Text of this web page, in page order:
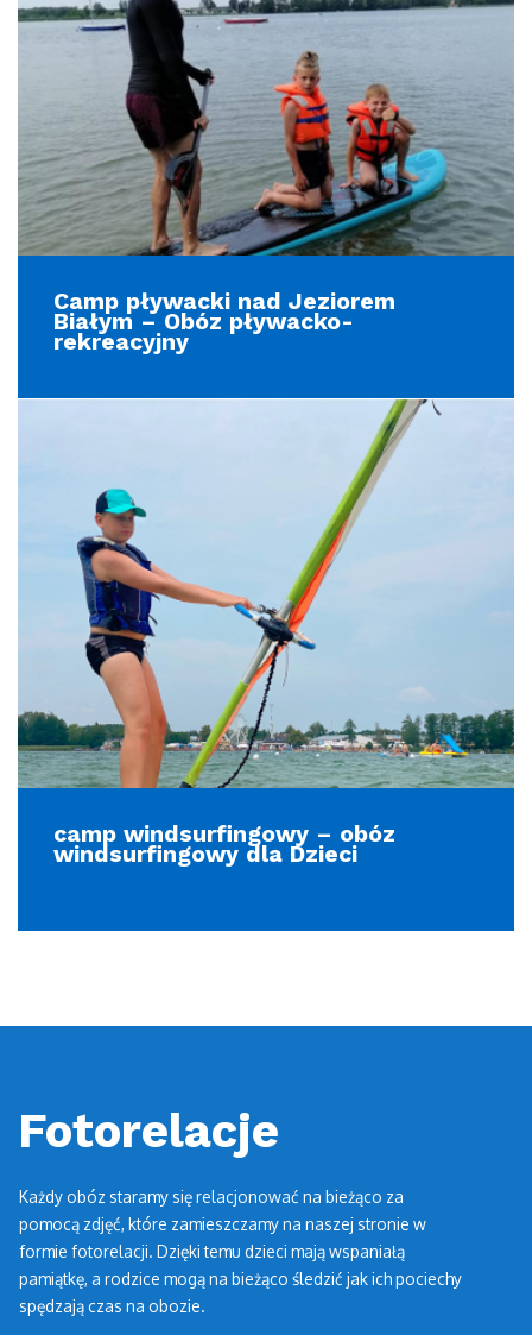
Camp pływacki nad Jeziorem
Białym – Obóz pływacko-
rekreacyjny
camp windsurfingowy – obóz
windsurfingowy dla Dzieci
Fotorelacje
Każdy obóz staramy się relacjonować na bieżąco za
pomocą zdjęć, które zamieszczamy na naszej stronie w
formie fotorelacji. Dzięki temu dzieci mają wspaniałą
pamiątkę, a rodzice mogą na bieżąco śledzić jak ich pociechy
spędzają czas na obozie.